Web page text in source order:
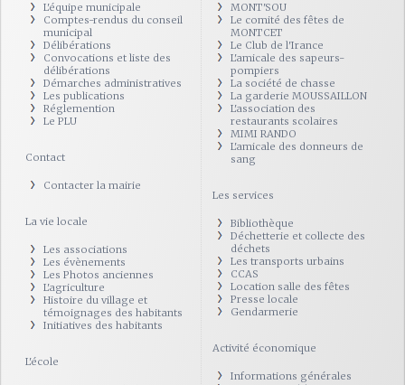
L'équipe municipale
Comptes-rendus du conseil
municipal
Délibérations
Convocations et liste des
délibérations
Démarches administratives
Les publications
Réglemention
Le PLU
Contact
Contacter la mairie
La vie locale
Les associations
Les évènements
Les Photos anciennes
L'agriculture
Histoire du village et
témoignages des habitants
Initiatives des habitants
L'école
MONT'SOU
Le comité des fêtes de
MONTCET
Le Club de l'Irance
L'amicale des sapeurs-
pompiers
La société de chasse
La garderie MOUSSAILLON
L'association des
restaurants scolaires
MIMI RANDO
L'amicale des donneurs de
sang
Les services
Bibliothèque
Déchetterie et collecte des
déchets
Les transports urbains
CCAS
Location salle des fêtes
Presse locale
Gendarmerie
Activité économique
Informations générales